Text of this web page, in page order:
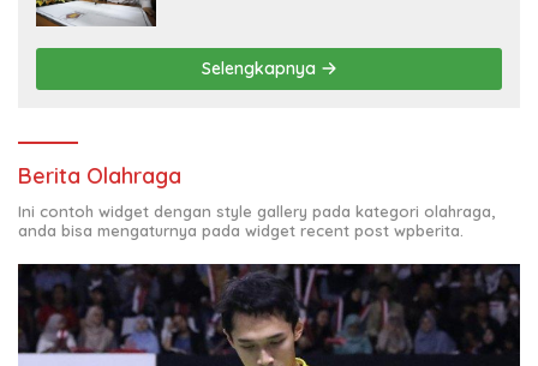
Selengkapnya
Berita Olahraga
Ini contoh widget dengan style gallery pada kategori olahraga,
anda bisa mengaturnya pada widget recent post wpberita.